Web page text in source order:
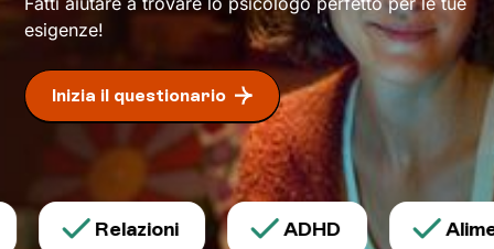
esigenze!
Inizia il questionario
Relazioni ADHD